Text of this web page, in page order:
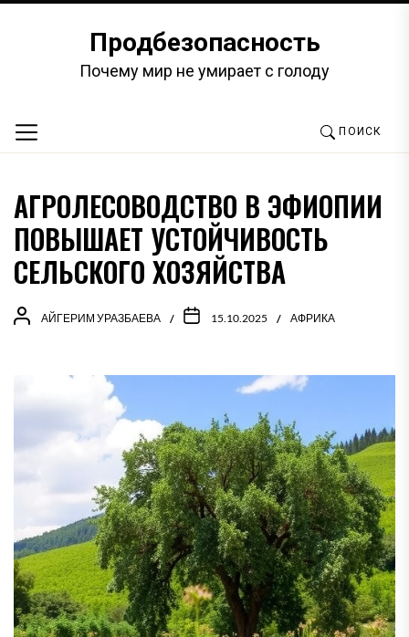
содержимомуПродбезопасность
Почему мир не умирает с голоду
ПОИСК
АГРОЛЕСОВОДСТВО В ЭФИОПИИ
ПОВЫШАЕТ УСТОЙЧИВОСТЬ
СЕЛЬСКОГО ХОЗЯЙСТВА
АЙГЕРИМ УРАЗБАЕВА 15.10.2025 АФРИКА